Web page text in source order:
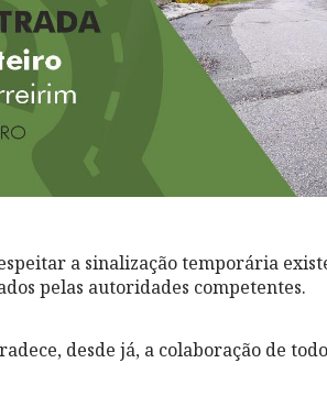
a sinalização temporária
pelas autoridades competentes.
desde já, a colaboração de